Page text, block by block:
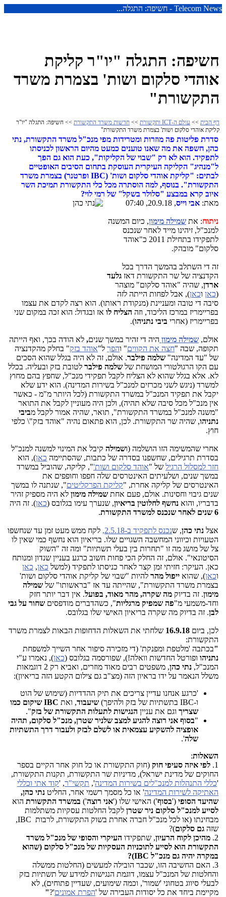
Telecom News - חשיפה: התגלה...
חשיפה: התגלה "יו"ר קליקת
אוהדי סלקום ושות' בצמרת משרד
התקשורת"
דף הבית >> עולם ה-ICT ותקשורת >> חדשות משרד התקשורת >> חשיפה: התגלה "יו"ר
קליקת אוהדי סלקום ושות' בצמרת משרד התקשורת"
סדרת פליטות פה מוזרות ומטרידות מפי מנכ"ל משרד התקשורת, נתי
כהן, חשפה את מה שאנו טוענים כמעט מהיום הראשון לכניסתו
לתפקיד. הוא לא רק "שבוי של הקליקות", כעת הוא גם הפך
ל"מנהיג" הקליקה העיקרית העוסקת בתחום הסיבים האופטיים
לבתים: "קליקת אוהדי סלקום ושות' (IBC ופרטנר) בצמרת משרד
התקשורת". בנוסף, למה הוסתרה מכל כלי התקשורת תמיכת השר
איוב קרא במבצע "סלולר בשקל" של רמי לוי?
מאת: אבי וייס, 20.9.18, 07:40
ניתוח: את שמילה מימון, כיום המשנה
למנכ"ל, זיהינו מייד לאחר שנכנס
לתפקידו בתחילת 2011 כ"אוהד
סלקום" מובהק.
זה די השתלב בהמשך הדרך בכל
הקדנציה של שר התקשורת דאז גלעד
ארדן, שהיה "אוהד סלקום" מוצהר
(כאן וכאן), אבל לפחות הייתה לזה
סיבה די טובה ומעניינת (מנקודת ראותו). הוא רצה לקדם את עצמו
בפריימריז במרכז הליכוד, וזה הצליח לו אז ובגדול: הוא זכה במקום שני
בפריימריז (אחרי ביבי נתניהו).
אולם, שמילה מימון היה די זהיר במשך שנים, לא הודה בכך, ואף הייתה
תקופה, שבה "חצה את הקווים" והפך ל"אוהד בזק" בחלק מהקדנציה
של "עד המדינה" שלמה פילבר. אולם, זה לא היה בגלל שהוא הסכים
עם הקו הרגולטורי המושחת של שלמה פילבר לטובת בזק ובעליה. בכלל
לא. אלא בגלל שהוא לא הצליח לקבל תפקידי מנכ"ל, שחפץ בהם מחוץ
למשרד (ניגש לשני מכרזים למנכ"ל בשירות המדינה). הוא ידע שלא
יקבל את תפקיד המנכ"ל במשרד התקשורת (לכל היותר מ"מ - כאשר
אין מנכ"ל מכל סיבה שלא תהיה), ולכן היה מעוניין לקבל את התואר
"משנה למנכ"ל במשרד התקשורת", תואר, שהיה אמור לקבל מביבי
נתניהו, שהיה שר התקשורת. לכן, הוא פתאום נהיה "אוהד בזק"\ כלפי
חוץ.
אחרי שהמשימה הזו הושלמה (ושמילה קיבל את המינוי למשנה למנכ"ל
בסדרת תרגילים, שחשפנו בסדרה של כתבות, שהסתיימה כאן), הוא
חזר למסלול הרגיל של "אוהד סלקום ושות'", קליקה, שהוביל במשרד
במשך שנים, ושלעיתים האינטרסים שלה חפפו וחופפים את
האינטרסים של קליקה אחרת, "קליקת הפרקליטים", שנתנה לו במשך
שנים גיבוי וחסינות. אולם, פעם אחת שמילה מימון לא היה מספיק זהיר
בדבריו, והוא נחשף לחלוטין בריאיון, שנערך עימו בגלובס (כאן). זה היה
6 שנים לאחר שנכנס למשרד התקשורת
.
אצל נתי כהן, שנכנס לתפקיד ב-2.5.18,
לקח ממש מעט זמן עד שנחשפו
הטעויות וכיווני המחשבה השגויים שלו. בריאיון הוא נחשף כמי שאין לו
צל של מושג מה זו "תחרות בין בעלי תשתיות" ומה זה "השוק
הסיטונאי". אולם, זה החלק הכי פחות חשוב כרגע בעניין שנדון ומנותח
כאן. העיקר: חזיתי זמן קצר לאחר כניסתו לתפקיד (למשל כאן, כאן
וכאן), שהוא ייפול מהר להיות "שבוי של קליקת אוהדי סלקום ושות'
בצמרת משרד התקשורת", שהייתה עד אז "בראשותו" של שמילה
מימון. זה בדיוק מה שקרה, מהר מאוד, בפועל. אין דבר יותר חזק
וחד-משמעי מ"פה שמפיק מרגליות", כשהדברים מודפסים שחור על גבי
לבן. זה בדיוק מה שקרה בריאיון האישי שלו בגלובס.
לכן, ביום 16.9.18 שלחתי את השאלות הדחופות הבאות לצמרת משרד
התקשורת:
"בכתבה 'מלטפת ומפנקת' (די מזכירה סיפור אחר השייך למשפחת
נתניהו ופורטל החדשות וואלה!), שפורסמה בגלובס (כאן), נאמרו ע"י
המנכ"ל, נתי כהן
, משפטים רבים מאוד מוזרים, ואביא רק 2 דוגמאות
משלל הנאמר על ידו בראיון הזה (מצ"ב גם צילום הקטע הזה בריאיון):
'כרגע אנחנו עדיין צריכים את תיק ההדדיות (שימוש של הוט
ו-IBC בתשתיות של בזק ולהיפך) שיעבוד, ואת IBC שיקום כמו
שצריך וגם את עניין הנגישות לתעלות התקשורת של בזק".
"בסוף אני רוצה להגיע למצב שלניר שטרן, מנכ"ל סלקום, תהיה
אופציה להשקיע עצמאית או לשלם לבזק ולעבור דרך התשתיות
שלה'
.
השאלות:
1. לפי איזה סעיפי חוק (חוק התקשורת או כל חוק אחר הקיים בספר
החוקים של מדינת ישראל), מדיניות שר התקשורת, תקנות התקשורת,
'כללי התנהלות למנכ"לים בשירות המדינה', תקשי"ר, 'קוד אתי וכללי
האתיקה לשירות המדינה' או כל מסמך רשמי אחר, החליט נתי כהן,
שהיעד הסופי ('בסוף') האישי שלו ('אני רוצה') במשרד התקשורת הוא
לסייע למנכ"ל סלקום ניר שטרן לקבל החלטות עסקיות משתלמות
מבחינתו (או לכל מנכ"ל חברה אחרת בשוק התקשורת, לרבות IBC
,
שזה גם סלקום)?
2. מהיכן לקוח הרעיון, שתפקידו העיקרי והסופי של מנכ"ל משרד
התקשורת הוא לסייע לתוכניות העסקיות של מנכ"ל סלקום (שהוא
במקרה יהיה גם מנכ"ל IBC
)?
3. האם החשיבה הזו, שכבר הובילה למעשים (החלטות ממשלה
והחלטות של המנכ"ל עצמו, דוגמת הנגישות למידע של תשתיות בזק
לבעלי סיווג בטחוני 'שמור', וכמה שימועים, שעדיין פתוחים), לא
מקיימת ביחד את כל יסודות העבירה של 'הפרת אמונים'?
"